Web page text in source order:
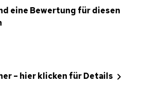
eine Bewertung für diesen
– hier klicken für Details